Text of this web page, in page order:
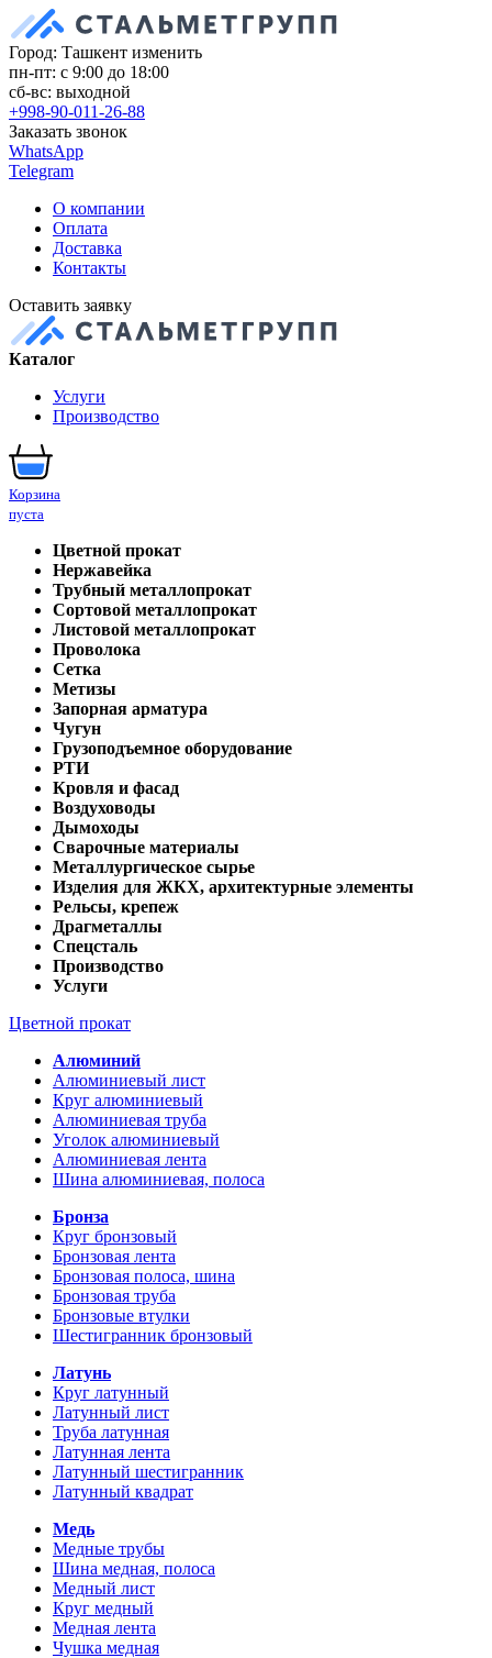
Город: Ташкент изменить
пн-пт: с 9:00 до 18:00
сб-вс: выходной
+998-90-011-26-88
Заказать звонок
WhatsApp
Telegram
О компании
Оплата
Доставка
Контакты
Оставить заявку
Каталог
Услуги
Производство
Корзина
пуста
Цветной прокат
Нержавейка
Трубный металлопрокат
Сортовой металлопрокат
Листовой металлопрокат
Проволока
Сетка
Метизы
Запорная арматура
Чугун
Грузоподъемное оборудование
РТИ
Кровля и фасад
Воздуховоды
Дымоходы
Сварочные материалы
Металлургическое сырье
Изделия для ЖКХ, архитектурные элементы
Рельсы, крепеж
Драгметаллы
Спецсталь
Производство
Услуги
Цветной прокат
Алюминий
Алюминиевый лист
Круг алюминиевый
Алюминиевая труба
Уголок алюминиевый
Алюминиевая лента
Шина алюминиевая, полоса
Бронза
Круг бронзовый
Бронзовая лента
Бронзовая полоса, шина
Бронзовая труба
Бронзовые втулки
Шестигранник бронзовый
Латунь
Круг латунный
Латунный лист
Труба латунная
Латунная лента
Латунный шестигранник
Латунный квадрат
Медь
Медные трубы
Шина медная, полоса
Медный лист
Круг медный
Медная лента
Чушка медная